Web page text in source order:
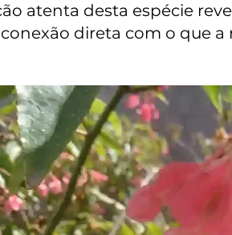
atenta desta espécie
direta com o que